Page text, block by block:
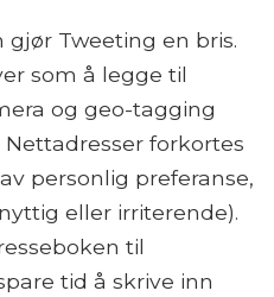
gjør Tweeting en bris.
som å legge til
og geo-tagging
forkortes
personlig preferanse,
eller irriterende).
til
tid å skrive inn